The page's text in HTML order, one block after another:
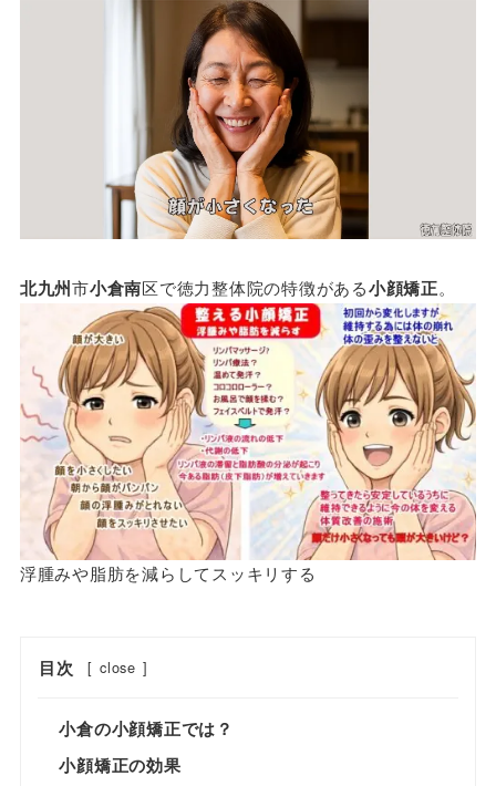
北九州市小倉南区で徳力整体院の特徴がある小顔矯正。
浮腫みや脂肪を減らしてスッキリする
目次 [ close ]
小倉の小顔矯正では？
小顔矯正の効果